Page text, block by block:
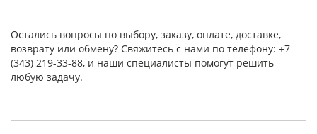
Остались вопросы по выбору, заказу, оплате, доставке,
возврату или обмену? Свяжитесь с нами по телефону: +7
(343) 219-33-88, и наши специалисты помогут решить
любую задачу.